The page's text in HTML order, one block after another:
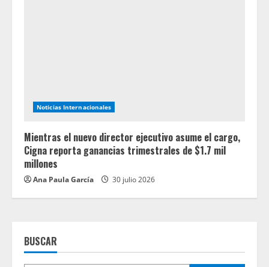
Noticias Internacionales
Mientras el nuevo director ejecutivo asume el cargo,
Cigna reporta ganancias trimestrales de $1.7 mil
millones
Ana Paula García 30 julio 2026
BUSCAR